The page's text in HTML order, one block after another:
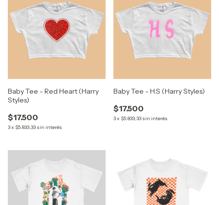
Baby Tee - Red Heart (Harry
Styles)
$17.500
3x $5.833,33 sin interés
Baby Tee - H.S (Harry Styles)
$17.500
3x $5.833,33 sin interés